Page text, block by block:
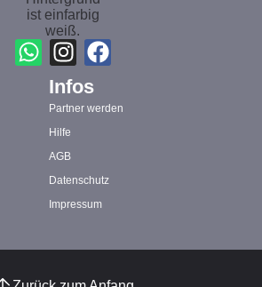
Infos
Partner werden
Hilfe
AGB
Datenschutz
Impressum